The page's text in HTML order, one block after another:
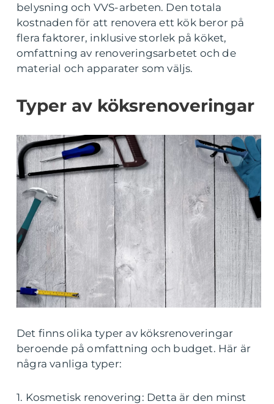
belysning och VVS-arbeten. Den totala
kostnaden för att renovera ett kök beror på
flera faktorer, inklusive storlek på köket,
omfattning av renoveringsarbetet och de
material och apparater som väljs.
Typer av köksrenoveringar
Det finns olika typer av köksrenoveringar
beroende på omfattning och budget. Här är
några vanliga typer:
1. Kosmetisk renovering: Detta är den minst